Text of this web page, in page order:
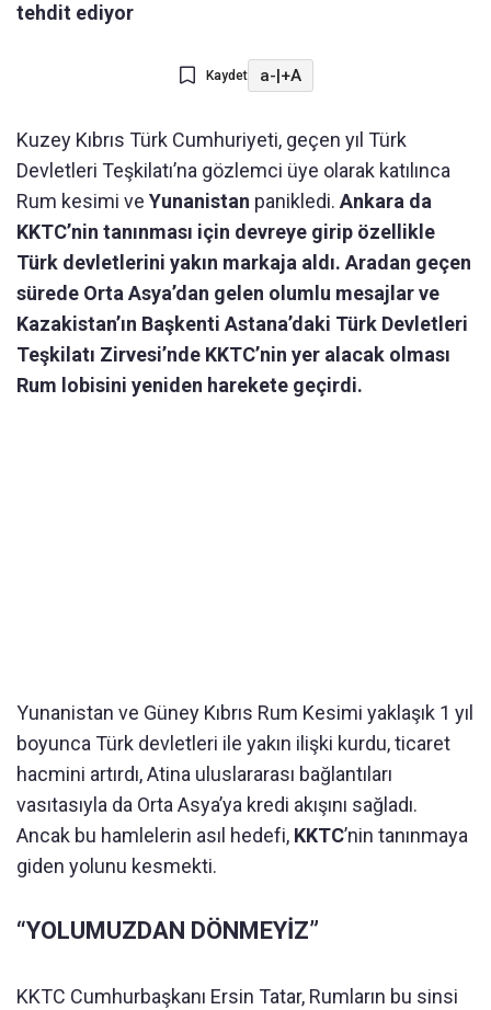
tehdit ediyor
Kaydet a-|+A
Kuzey Kıbrıs Türk Cumhuriyeti, geçen yıl Türk
Devletleri Teşkilatı’na gözlemci üye olarak katılınca
Rum kesimi ve Yunanistan panikledi. Ankara da
KKTC’nin tanınması için devreye girip özellikle
Türk devletlerini yakın markaja aldı. Aradan geçen
sürede Orta Asya’dan gelen olumlu mesajlar ve
Kazakistan’ın Başkenti Astana’daki Türk Devletleri
Teşkilatı Zirvesi’nde KKTC’nin yer alacak olması
Rum lobisini yeniden harekete geçirdi.
Yunanistan ve Güney Kıbrıs Rum Kesimi yaklaşık 1 yıl
boyunca Türk devletleri ile yakın ilişki kurdu, ticaret
hacmini artırdı, Atina uluslararası bağlantıları
vasıtasıyla da Orta Asya’ya kredi akışını sağladı.
Ancak bu hamlelerin asıl hedefi, KKTC’nin tanınmaya
giden yolunu kesmekti.
“YOLUMUZDAN DÖNMEYİZ”
KKTC Cumhurbaşkanı Ersin Tatar, Rumların bu sinsi